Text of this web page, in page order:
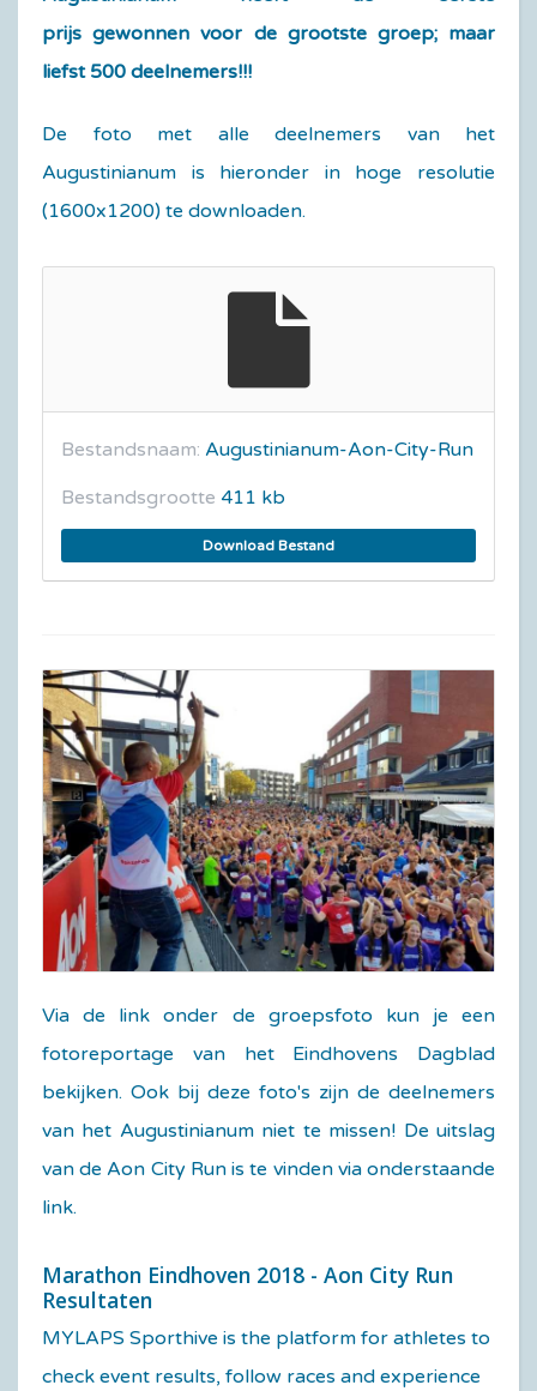
prijs gewonnen voor de grootste groep; maar
liefst 500 deelnemers!!!
De foto met alle deelnemers van het
Augustinianum is hieronder in hoge resolutie
(1600x1200) te downloaden.
Bestandsnaam: Augustinianum-Aon-City-Run
Bestandsgrootte 411 kb
Download Bestand
Via de link onder de groepsfoto kun je een
fotoreportage van het Eindhovens Dagblad
bekijken. Ook bij deze foto's zijn de deelnemers
van het Augustinianum niet te missen! De uitslag
van de Aon City Run is te vinden via onderstaande
link.
Marathon Eindhoven 2018 - Aon City Run
Resultaten
MYLAPS Sporthive is the platform for athletes to
check event results, follow races and experience